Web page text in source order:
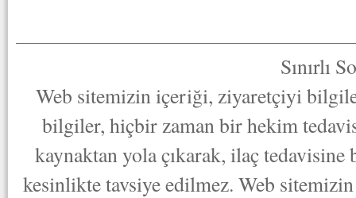
Sınırlı
Web sitemizin içeriği, ziyaretçiyi
bilgiler, hiçbir zaman bir hekim
kaynaktan yola çıkarak, ilaç
kesinlikte tavsiye edilmez. Web